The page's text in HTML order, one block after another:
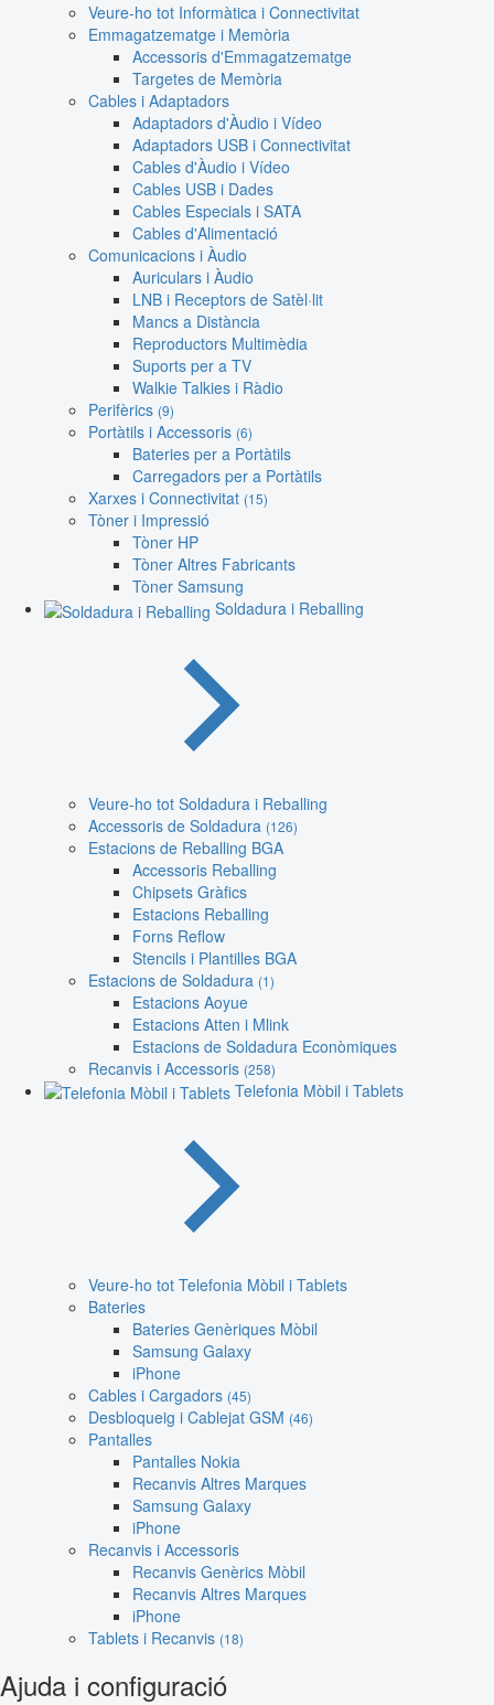
Veure-ho tot Informàtica i Connectivitat
Emmagatzematge i Memòria
Accessoris d'Emmagatzematge
Targetes de Memòria
Cables i Adaptadors
Adaptadors d'Àudio i Vídeo
Adaptadors USB i Connectivitat
Cables d'Àudio i Vídeo
Cables USB i Dades
Cables Especials i SATA
Cables d'Alimentació
Comunicacions i Àudio
Auriculars i Àudio
LNB i Receptors de Satèl·lit
Mancs a Distància
Reproductors Multimèdia
Suports per a TV
Walkie Talkies i Ràdio
Perifèrics (9)
Portàtils i Accessoris (6)
Bateries per a Portàtils
Carregadors per a Portàtils
Xarxes i Connectivitat (15)
Tòner i Impressió
Tòner HP
Tòner Altres Fabricants
Tòner Samsung
Soldadura i Reballing
Veure-ho tot Soldadura i Reballing
Accessoris de Soldadura (126)
Estacions de Reballing BGA
Accessoris Reballing
Chipsets Gràfics
Estacions Reballing
Forns Reflow
Stencils i Plantilles BGA
Estacions de Soldadura (1)
Estacions Aoyue
Estacions Atten i Mlink
Estacions de Soldadura Econòmiques
Recanvis i Accessoris (258)
Telefonia Mòbil i Tablets
Veure-ho tot Telefonia Mòbil i Tablets
Bateries
Bateries Genèriques Mòbil
Samsung Galaxy
iPhone
Cables i Cargadors (45)
Desbloqueig i Cablejat GSM (46)
Pantalles
Pantalles Nokia
Recanvis Altres Marques
Samsung Galaxy
iPhone
Recanvis i Accessoris
Recanvis Genèrics Mòbil
Recanvis Altres Marques
iPhone
Tablets i Recanvis (18)
Ajuda i configuració